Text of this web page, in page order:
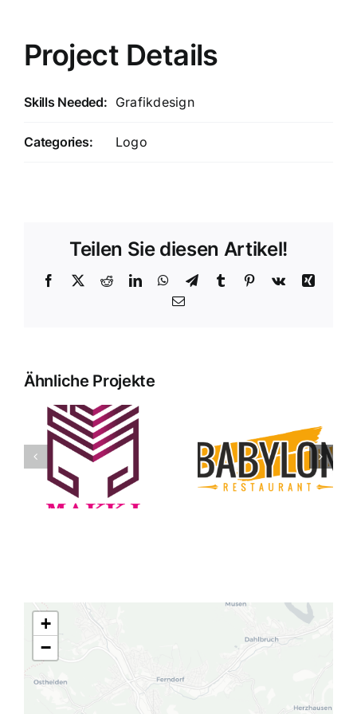
Project Details
Skills Needed: Grafikdesign
Categories: Logo
Teilen Sie diesen Artikel!
Facebook
X RedditLinkedInWhatsApp
TelegramTumblr Pinterest
Vk
Xing
E-
Ähnliche Projekte
Babylon Madihnet
+
−